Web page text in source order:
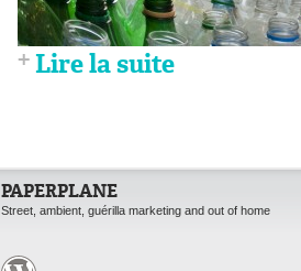
Lire la suite
PAPERPLANE
Street, ambient, guérilla marketing and out of home